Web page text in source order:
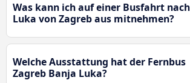
Was kann ich auf einer Busfahrt
Luka von Zagreb aus mitnehmen?
Welche Ausstattung hat der Fernbus
Zagreb Banja Luka?